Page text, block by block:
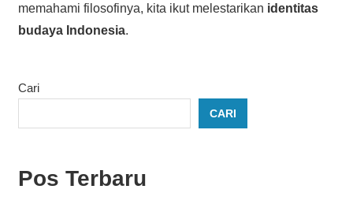
memahami filosofinya, kita ikut melestarikan identitas
budaya Indonesia.
Cari
CARI
Pos Terbaru